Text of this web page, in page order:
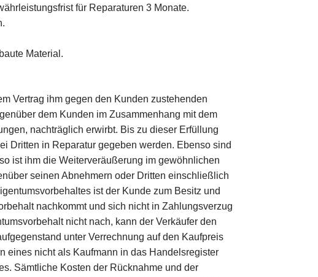
für Reparaturen 3 Monate.
Material.
Vertrag ihm gegen den Kunden zustehenden
dem Kunden im Zusammenhang mit dem
nachträglich erwirbt. Bis zu dieser Erfüllung
Dritten in Reparatur gegeben werden. Ebenso sind
ist ihm die Weiterveräußerung im gewöhnlichen
seinen Abnehmern oder Dritten einschließlich
ist der Kunde zum Besitz und
nachkommt und sich nicht in Zahlungsverzug
nicht nach, kann der Verkäufer den
unter Verrechnung auf den Kaufpreis
eines nicht als Kaufmann in das Handelsregister
Sämtliche Kosten der Rücknahme und der